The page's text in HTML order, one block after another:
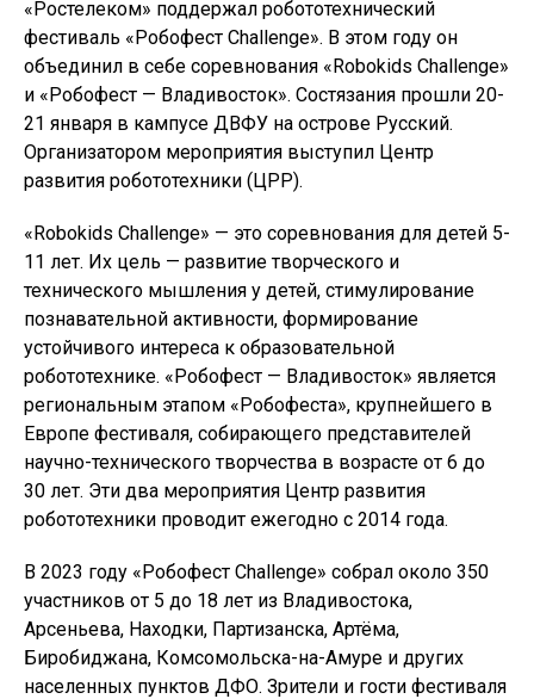
«Ростелеком» поддержал робототехнический
фестиваль «Робофест Challenge». В этом году он
объединил в себе соревнования «Robokids Challenge»
и «Робофест — Владивосток». Состязания прошли 20-
21 января в кампусе ДВФУ на острове Русский.
Организатором мероприятия выступил Центр
развития робототехники (ЦРР).
«Robokids Challenge» — это соревнования для детей 5-
11 лет. Их цель — развитие творческого и
технического мышления у детей, стимулирование
познавательной активности, формирование
устойчивого интереса к образовательной
робототехнике. «Робофест — Владивосток» является
региональным этапом «Робофеста», крупнейшего в
Европе фестиваля, собирающего представителей
научно-технического творчества в возрасте от 6 до
30 лет. Эти два мероприятия Центр развития
робототехники проводит ежегодно с 2014 года.
В 2023 году «Робофест Challenge» собрал около 350
участников от 5 до 18 лет из Владивостока,
Арсеньева, Находки, Партизанска, Артёма,
Биробиджана, Комсомольска-на-Амуре и других
населенных пунктов ДФО. Зрители и гости фестиваля